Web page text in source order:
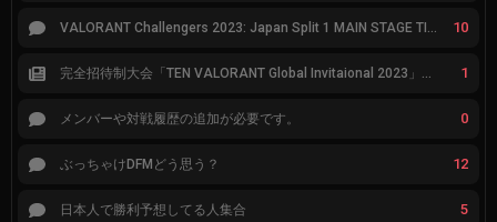
VALORANT Challengers 2023: Japan Split 1 MAIN STAGE TIER表 10
完全招待制大会「TEN VALORANT Global Invitaional 2023」が韓国で開催 1
メンバーや対戦履歴の追加が必要です。 0
ぶっちゃけDFMどう思う？ 12
日本人で勝利予想してる人集合 5